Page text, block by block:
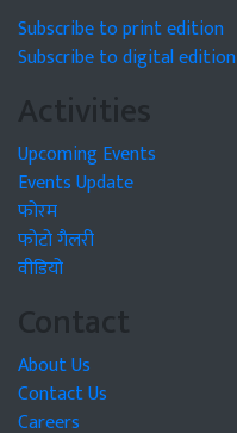
Subscribe to print edition
Subscribe to digital edition
Activities
Upcoming Events
Events Update
फोरम
फोटो गैलरी
वीडियो
Contact
About Us
Contact Us
Careers